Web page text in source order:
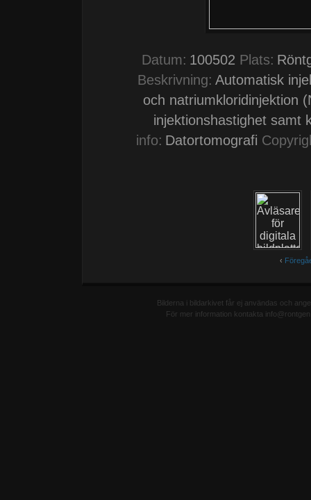
Datum: 100502 Plats:
Beskrivning: Automatisk
och natriumkloridinjektion
injektionshastighet samt
info: Datortomografi
‹
Bilderna i bildarkivet får ej användas och
För mer information kontakta